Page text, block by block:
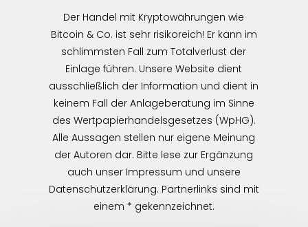
Der Handel mit Kryptowährungen wie
Bitcoin & Co. ist sehr risikoreich! Er kann im
schlimmsten Fall zum Totalverlust der
Einlage führen. Unsere Website dient
ausschließlich der Information und dient in
keinem Fall der Anlageberatung im Sinne
des Wertpapierhandelsgesetzes (WpHG).
Alle Aussagen stellen nur eigene Meinung
der Autoren dar. Bitte lese zur Ergänzung
auch unser Impressum und unsere
Datenschutzerklärung. Partnerlinks sind mit
einem * gekennzeichnet.